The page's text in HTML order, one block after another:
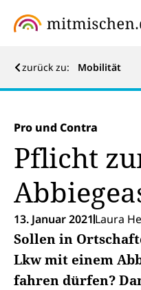
zurück zu: Mobilität
Pro und Contra
Pflicht
13. Januar 2021 Laura
Sollen in
Lkw mit einem
fahren dürfen?